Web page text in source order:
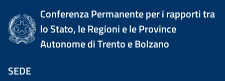
Conferenza Permanente per i rapporti tra
lo Stato, le Regioni e le Province
Autonome di Trento e Bolzano
SEDE